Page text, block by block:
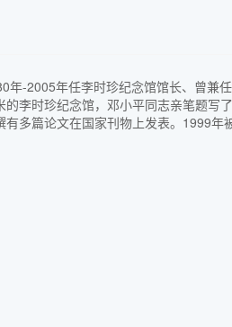
年-2005年任李时珍纪念馆馆长、曾
李时珍纪念馆，邓小平同志亲笔题
多篇论文在国家刊物上发表。1999年